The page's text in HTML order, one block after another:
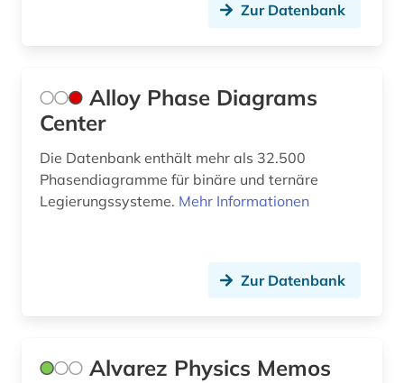
geographie (1)
geomagnetik (1)
geometrie (1)
geowissenschaften (11)
Zur Datenbank
Alloy Phase Diagrams
Center
Die Datenbank enthält mehr als 32.500
Phasendiagramme für binäre und ternäre
Legierungssysteme. Mehr Informationen
Zur Datenbank
Alvarez Physics Memos